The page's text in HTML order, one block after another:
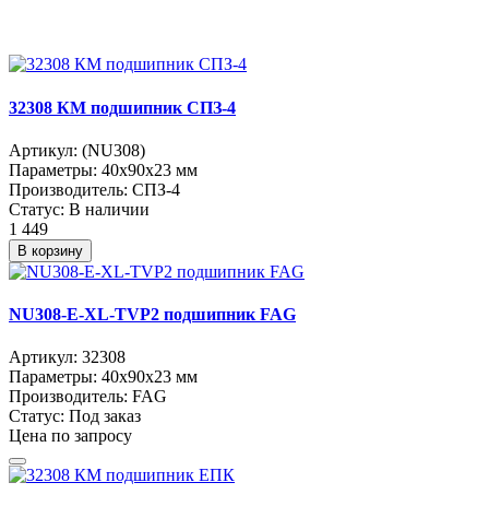
32308 КМ подшипник СПЗ-4
Артикул: (NU308)
Параметры: 40x90x23 мм
Производитель: СПЗ-4
Статус: В наличии
1 449
В корзину
NU308-E-XL-TVP2 подшипник FAG
Артикул: 32308
Параметры: 40x90x23 мм
Производитель: FAG
Статус: Под заказ
Цена по запросу